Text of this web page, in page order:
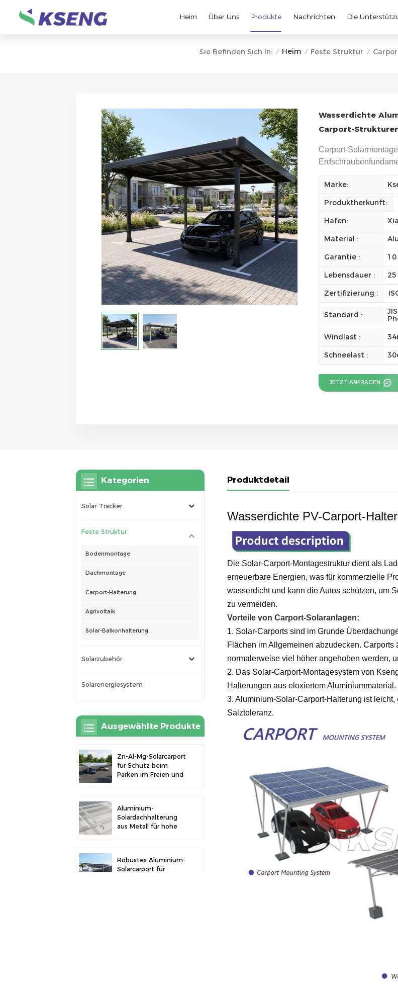
Heim Über Uns Produkte Nachrichten Die
Sie Befinden Sich In: / Heim / Feste Struktur /
Wasserdichte
Carport-
Carport-
Marke:
Produktherkunft:
Hafen:
Material :
Garantie :
10
Lebensdauer :
25
Zertifizierung :
Standard :
Windlast :
Schneelast :
JETZT ANFRAGEN
Produktdetail
Wasserdichte PV-Carport-
Die Solar-Carport-Montagestruktur dient als
erneuerbare Energien, was für kommerzielle
wasserdicht und kann die Autos schützen, um
zu vermeiden.
Vorteile von Carport-Solaranlagen:
1. Solar-Carports sind im Grunde
Flächen im Allgemeinen abzudecken.
normalerweise viel höher angehoben werden,
2. Das Solar-Carport-Montagesystem von
Halterungen aus eloxiertem Aluminiummaterial.
3. Aluminium-Solar-Carport-Halterung ist
Salztoleranz.
Kategorien
Solar-Tracker
Feste Struktur
Bodenmontage
Dachmontage
Carport-Halterung
Agrivoltaik
Solar-Balkonhalterung
Solarzubehör
Solarenergiesystem
Ausgewählte Produkte
Zn-Al-Mg-Solarcarport
für Schutz beim
Parken im Freien und
Aluminium-
Solardachhalterung
aus Metall für hohe
Robustes Aluminium-
Solarcarport für